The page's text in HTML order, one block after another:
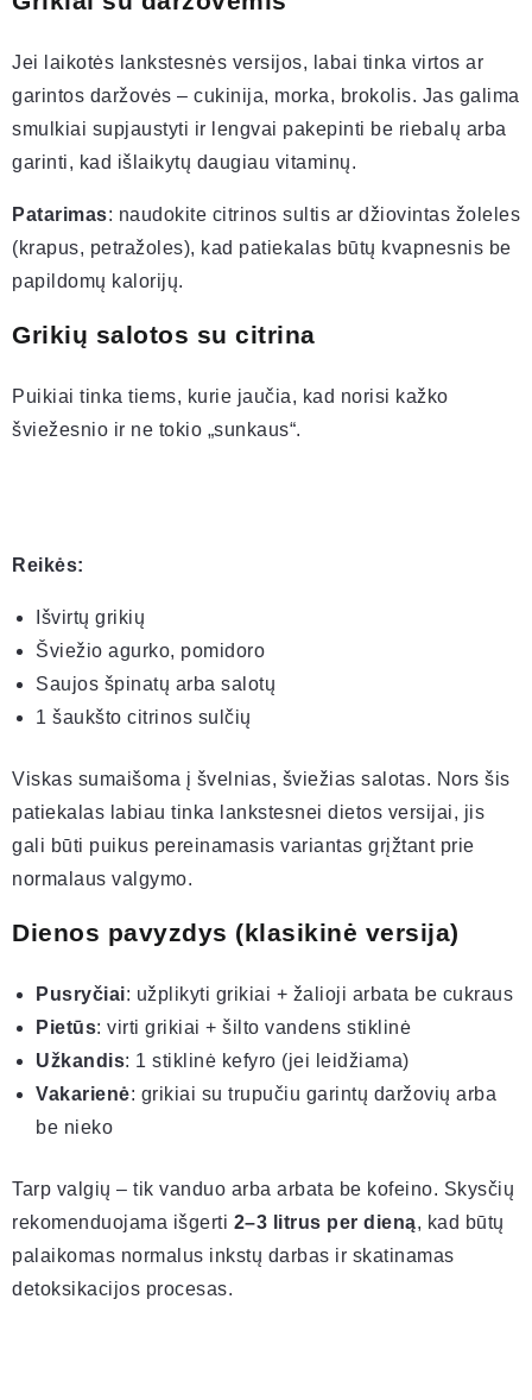
Jei laikotės lankstesnės versijos, labai tinka virtos ar
garintos daržovės – cukinija, morka, brokolis. Jas galima
smulkiai supjaustyti ir lengvai pakepinti be riebalų arba
garinti, kad išlaikytų daugiau vitaminų.
Patarimas: naudokite citrinos sultis ar džiovintas žoleles
(krapus, petražoles), kad patiekalas būtų kvapnesnis be
papildomų kalorijų.
Grikių salotos su citrina
Puikiai tinka tiems, kurie jaučia, kad norisi kažko
šviežesnio ir ne tokio „sunkaus“.
Reikės:
Išvirtų grikių
Šviežio agurko, pomidoro
Saujos špinatų arba salotų
1 šaukšto citrinos sulčių
Viskas sumaišoma į švelnias, šviežias salotas. Nors šis
patiekalas labiau tinka lankstesnei dietos versijai, jis
gali būti puikus pereinamasis variantas grįžtant prie
normalaus valgymo.
Dienos pavyzdys (klasikinė versija)
Pusryčiai: užplikyti grikiai + žalioji arbata be cukraus
Pietūs: virti grikiai + šilto vandens stiklinė
Užkandis: 1 stiklinė kefyro (jei leidžiama)
Vakarienė: grikiai su trupučiu garintų daržovių arba
be nieko
Tarp valgių – tik vanduo arba arbata be kofeino. Skysčių
rekomenduojama išgerti 2–3 litrus per dieną, kad būtų
palaikomas normalus inkstų darbas ir skatinamas
detoksikacijos procesas.